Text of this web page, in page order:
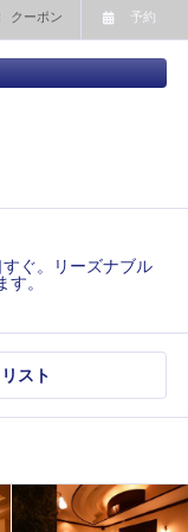
クーポン 予約
ぐ。リーズナブル
。
リスト